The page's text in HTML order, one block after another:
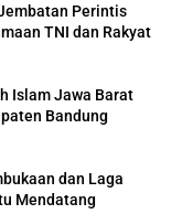
Perintis
TNI dan Rakyat
Islam Jawa Barat
Bandung
dan Laga
Mendatang